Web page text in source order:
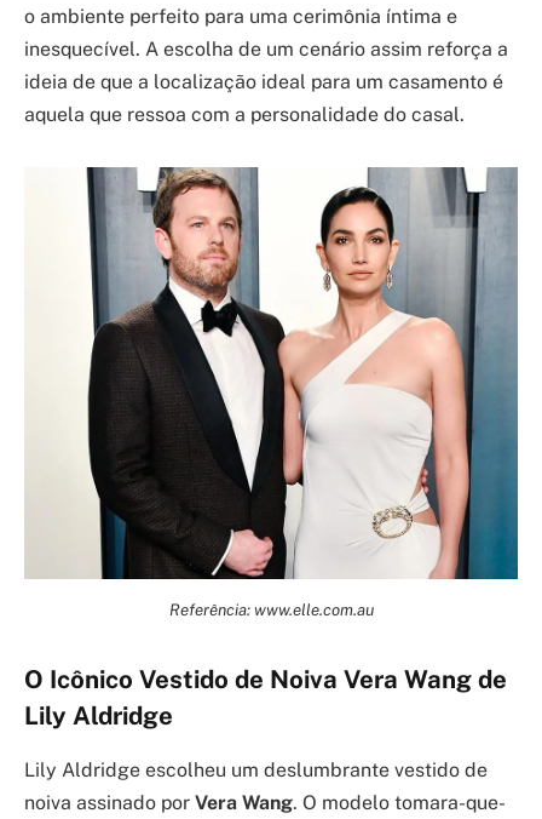
o ambiente perfeito para uma cerimônia íntima e
inesquecível. A escolha de um cenário assim reforça a
ideia de que a localização ideal para um casamento é
aquela que ressoa com a personalidade do casal.
Referência: www.elle.com.au
O Icônico Vestido de Noiva Vera Wang de
Lily Aldridge
Lily Aldridge escolheu um deslumbrante vestido de
noiva assinado por Vera Wang. O modelo tomara-que-